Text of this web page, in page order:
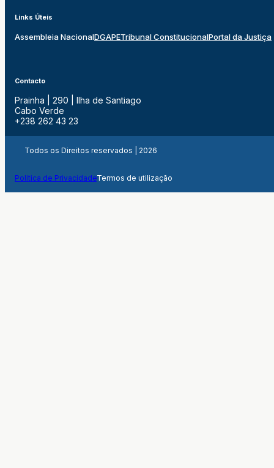
Links Úteis
Assembleia NacionalDGAPETribunal ConstitucionalPortal da Justiça
Contacto
Prainha | 290 | Ilha de Santiago
Cabo Verde
+238 262 43 23
Todos os Direitos reservados | 2026
Politica de PrivacidadeTermos de utilização